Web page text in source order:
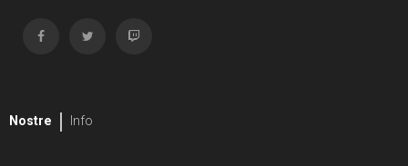
Nostre Info